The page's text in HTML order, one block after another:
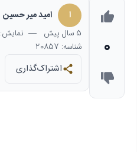
0
ا امید میر حسین
5 سال پیش — نمایش: 5803 بار
شناسه: 20857
اشتراک‌گذاری